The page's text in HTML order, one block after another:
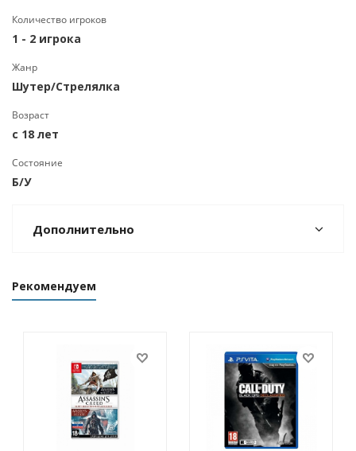
Количество игроков
1 - 2 игрока
Жанр
Шутер/Стрелялка
Возраст
с 18 лет
Состояние
Б/У
Дополнительно
Рекомендуем